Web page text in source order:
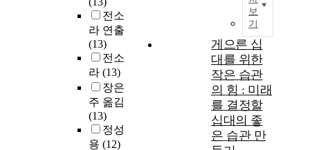
전소
라 연출
(13)
전소
라 (13)
장은
주 옮김
(13)
정성
용 (12)
보
기
게으른 십
대를 위한
작은 습관
의 힘 : 미래
를 결정할
십대의 좋
은 습관 만